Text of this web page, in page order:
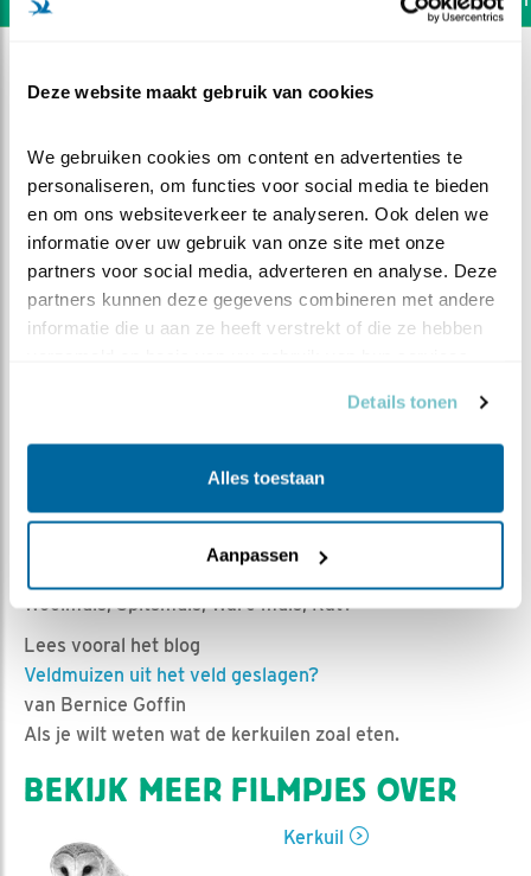
Deze website maakt gebruik van cookies
We gebruiken cookies om content en advertenties te
personaliseren, om functies voor social media te bieden
en om ons websiteverkeer te analyseren. Ook delen we
informatie over uw gebruik van onze site met onze
partners voor social media, adverteren en analyse. Deze
partners kunnen deze gegevens combineren met andere
informatie die u aan ze heeft verstrekt of die ze hebben
Details tonen
Alles toestaan
Aanpassen
Ed Hoogkamer | Geplaatst op 26 april 2020, 11:32 |
Bewaar dit filmpje |
Woelmuis, Spitsmuis, Ware muis, Rat?
Lees vooral het blog
Veldmuizen uit het veld geslagen?
van Bernice Goffin
Als je wilt weten wat de kerkuilen zoal eten.
BEKIJK MEER FILMPJES OVER
Kerkuil